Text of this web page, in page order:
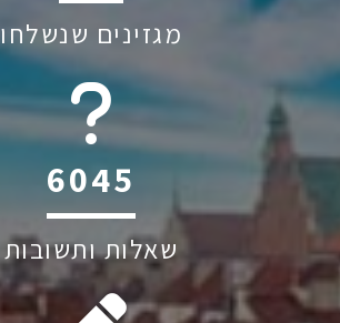
מגזינים שנשלחו
6045
שאלות ותשובות